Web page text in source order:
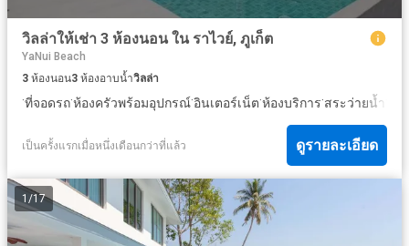
วิลล่าให้เช่า 3 ห้องนอน ใน ราไวย์, ภูเก็ต
YaNui Beach
3 ห้องนอน3 ห้องอาบน้ำวิลล่า
·ที่จอดรถ·ห้องครัวพร้อมอุปกรณ์·อินเตอร์เน็ต·ห้องบริการ·สระว่ายน้ำ
เป็นครั้งแรกเมื่อหนึ่งเดือนกว่าที่แล้ว ดูรายละเอียด
1 /17